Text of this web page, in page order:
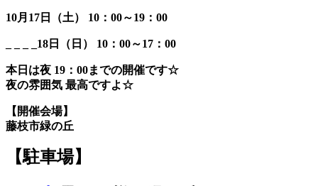
10月17日（土） 10：00～19：00
_ _ _ _18日（日） 10：00～17：00
本日は夜 19：00までの開催です☆
夜の雰囲気 最高ですよ☆
【開催会場】
藤枝市緑の丘
【駐車場】